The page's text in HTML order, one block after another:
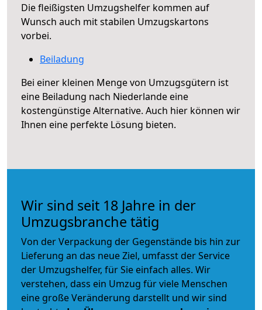
Die fleißigsten Umzugshelfer kommen auf
Wunsch auch mit stabilen Umzugskartons
vorbei.
Beiladung
Bei einer kleinen Menge von Umzugsgütern ist
eine Beiladung nach Niederlande eine
kostengünstige Alternative. Auch hier können wir
Ihnen eine perfekte Lösung bieten.
Wir sind seit 18 Jahre in der
Umzugsbranche tätig
Von der Verpackung der Gegenstände bis hin zur
Lieferung an das neue Ziel, umfasst der Service
der Umzugshelfer, für Sie einfach alles. Wir
verstehen, dass ein Umzug für viele Menschen
eine große Veränderung darstellt und wir sind